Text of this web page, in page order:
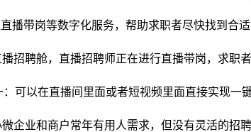
播带岗等数字化服务，帮助求职者尽快找到合适
招聘舱，直播招聘师正在进行直播带岗，求职
可以在直播间里面或者短视频里面直接实现一
企业和商户常年有用人需求，但没有灵活的